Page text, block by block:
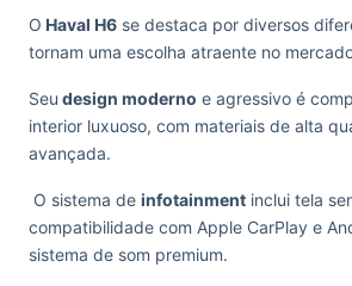
O Haval H6 se destaca por diversos
tornam uma escolha atraente no
Seu design moderno e agressivo é
interior luxuoso, com materiais de alta
avançada.
O sistema de infotainment inclui tela
compatibilidade com Apple CarPlay e
sistema de som premium.